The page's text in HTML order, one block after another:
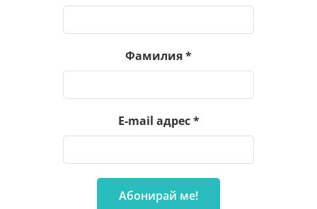
Фамилия*
E-mail адрес*